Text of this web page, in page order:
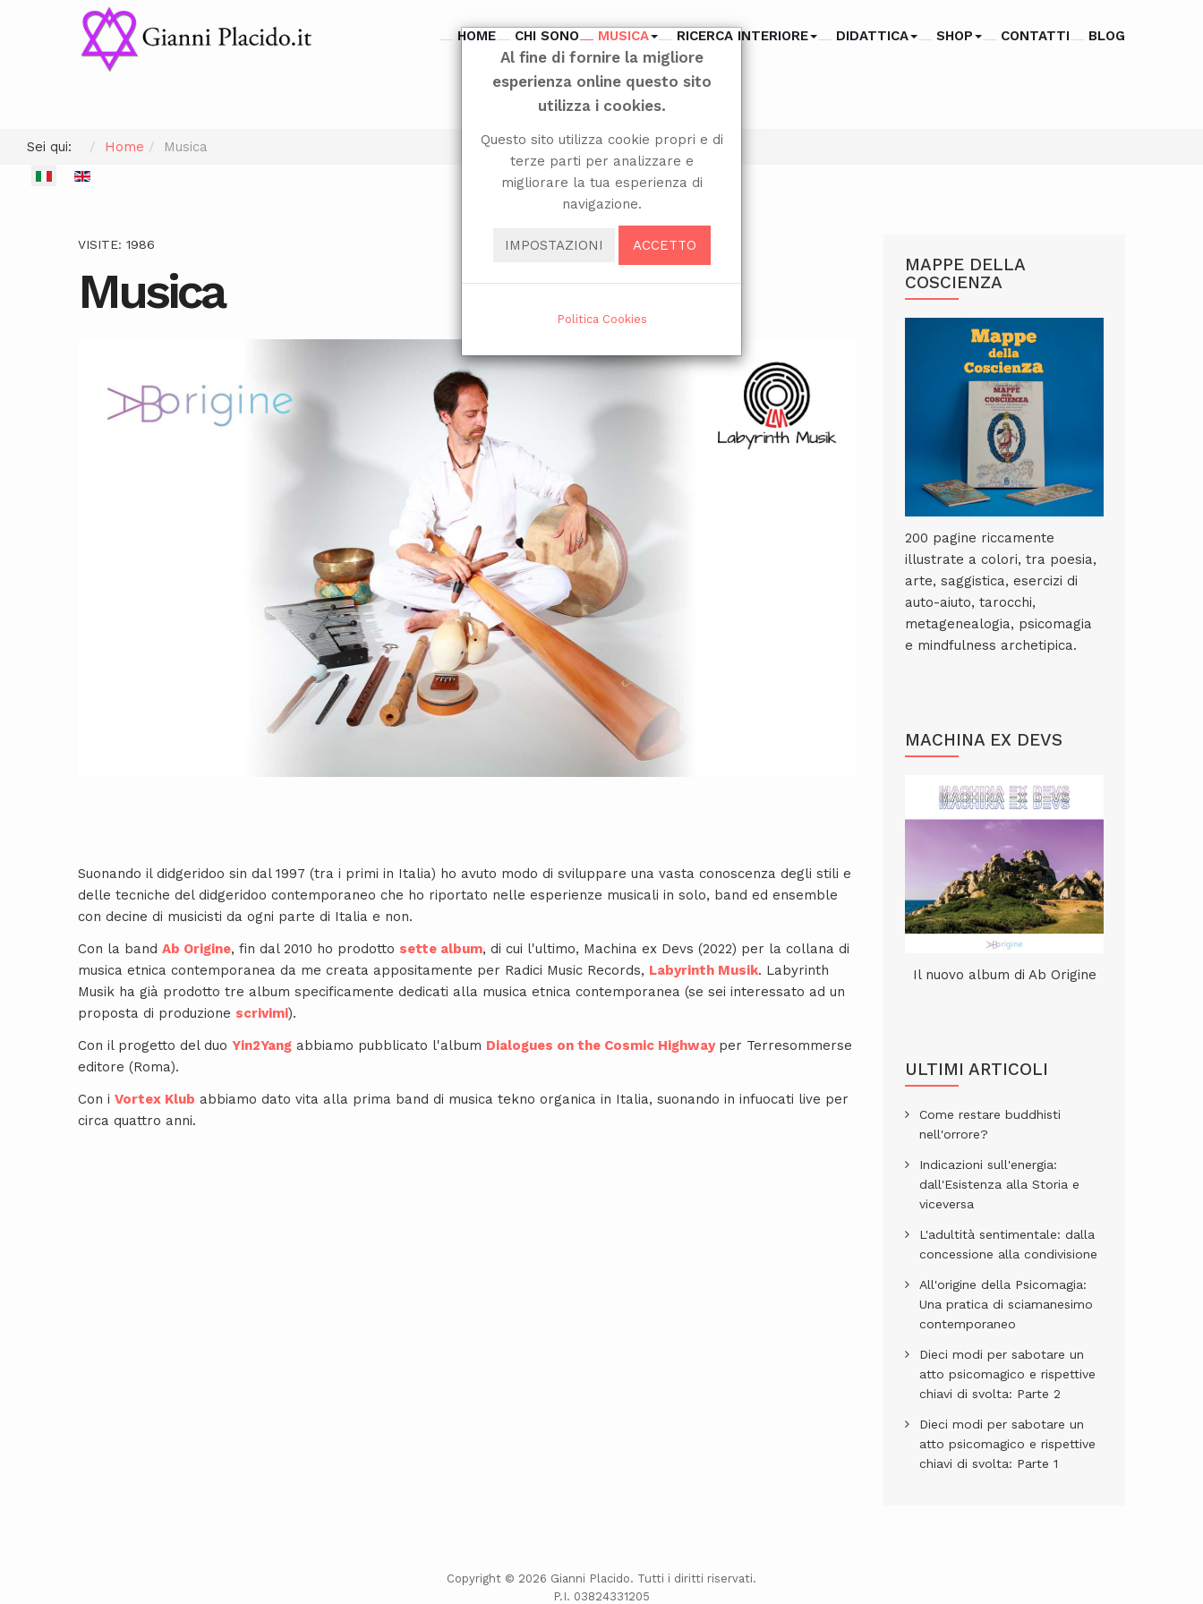
HOME CHI SONO MUSICA RICERCA INTERIORE DIDATTICA SHOP CONTATTI BLOG
Sei qui: Home
Musica
Seleziona la tua lingua
VISITE: 1986
Musica
Suonando il didgeridoo sin dal 1997 (tra i primi in Italia) ho avuto modo di sviluppare una vasta conoscenza degli stili e
delle tecniche del didgeridoo contemporaneo che ho riportato nelle esperienze musicali in solo, band ed ensemble
con decine di musicisti da ogni parte di Italia e non.
Con la band Ab Origine, fin dal 2010 ho prodotto sette album, di cui l'ultimo, Machina ex Devs (2022) per la collana di
musica etnica contemporanea da me creata appositamente per Radici Music Records, Labyrinth Musik. Labyrinth
Musik ha già prodotto tre album specificamente dedicati alla musica etnica contemporanea (se sei interessato ad un
proposta di produzione scrivimi).
Con il progetto del duo Yin2Yang abbiamo pubblicato l'album Dialogues on the Cosmic Highway per Terresommerse
editore (Roma).
Con i Vortex Klub abbiamo dato vita alla prima band di musica tekno organica in Italia, suonando in infuocati live per
circa quattro anni.
MAPPE DELLA
COSCIENZA
200 pagine riccamente
illustrate a colori, tra poesia,
arte, saggistica, esercizi di
auto-aiuto, tarocchi,
metagenealogia, psicomagia
e mindfulness archetipica.
MACHINA EX DEVS
Il nuovo album di Ab Origine
ULTIMI ARTICOLI
Come restare buddhisti
nell'orrore?
Indicazioni sull'energia:
dall'Esistenza alla Storia e
viceversa
L'adultità sentimentale: dalla
concessione alla condivisione
All'origine della Psicomagia:
Una pratica di sciamanesimo
contemporaneo
Dieci modi per sabotare un
atto psicomagico e rispettive
chiavi di svolta: Parte 2
Dieci modi per sabotare un
atto psicomagico e rispettive
chiavi di svolta: Parte 1
Al fine di fornire la migliore
esperienza online questo sito
utilizza i cookies.
Questo sito utilizza cookie propri e di
terze parti per analizzare e
migliorare la tua esperienza di
navigazione.
IMPOSTAZIONI ACCETTO
Politica Cookies
Copyright © 2026 Gianni Placido. Tutti i diritti riservati.
P.I. 03824331205